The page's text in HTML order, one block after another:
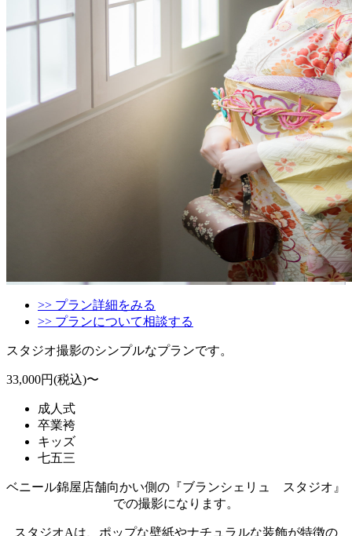
>> プラン詳細をみる
>> プランについて相談する
スタジオ撮影のシンプルなプランです。
33,000円(税込)〜
成人式
卒業袴
キッズ
七五三
ベニール錦屋店舗向かい側の『ブランシェリュ スタジオ』
での撮影になります。
スタジオAは、ポップな壁紙やナチュラルな装飾が特徴の